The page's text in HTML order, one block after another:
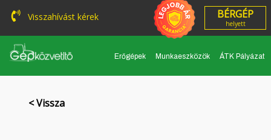
Visszahívást kérek BÉRGÉP
helyett
Erőgépek Munkaeszközök ÁTK Pályázat
< Vissza